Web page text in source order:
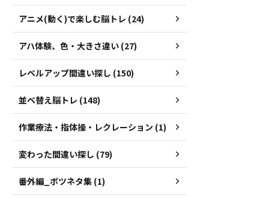
アニメ(動く)で楽しむ脳トレ (24)
アハ体験、色・大きさ違い (27)
レベルアップ間違い探し (150)
並べ替え脳トレ (148)
作業療法・指体操・レクレーション (1)
変わった間違い探し (79)
番外編_ボツネタ集 (1)